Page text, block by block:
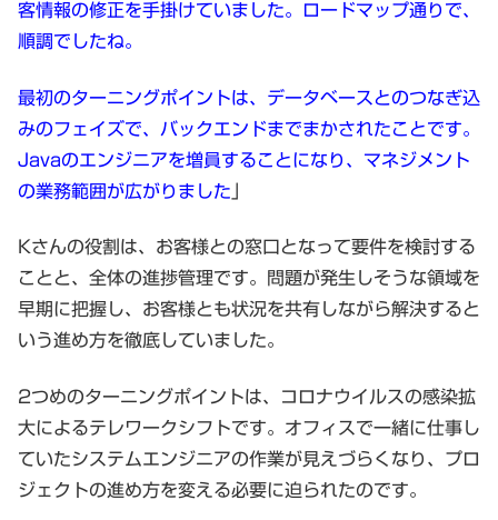
客情報の修正を手掛けていました。ロードマップ通りで、
順調でしたね。
最初のターニングポイントは、データベースとのつなぎ込
みのフェイズで、バックエンドまでまかされたことです。
Javaのエンジニアを増員することになり、マネジメント
の業務範囲が広がりました
Kさんの役割は、お客様との窓口となって要件を検討する
ことと、全体の進捗管理です。問題が発生しそうな領域を
早期に把握し、お客様とも状況を共有しながら解決すると
いう進め方を徹底していました。
2つめのターニングポイントは、コロナウイルスの感染拡
大によるテレワークシフトです。オフィスで一緒に仕事し
ていたシステムエンジニアの作業が見えづらくなり、プロ
ジェクトの進め方を変える必要に迫られたのです。